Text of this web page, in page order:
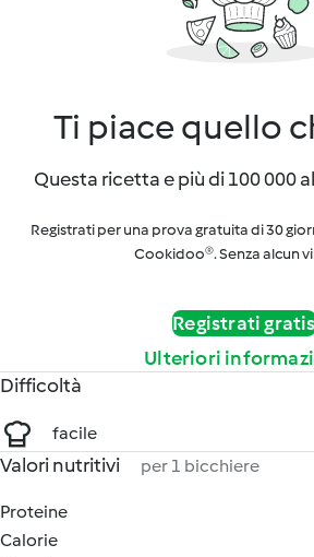
Ti piace quello
Questa ricetta e più di 100 000
Registrati per una prova gratuita di 30
Cookidoo®. Senza alcun
Registrati
Ulteriori
Difficoltà
facile
Valori nutritivi per 1 bicchiere
Proteine
Calorie